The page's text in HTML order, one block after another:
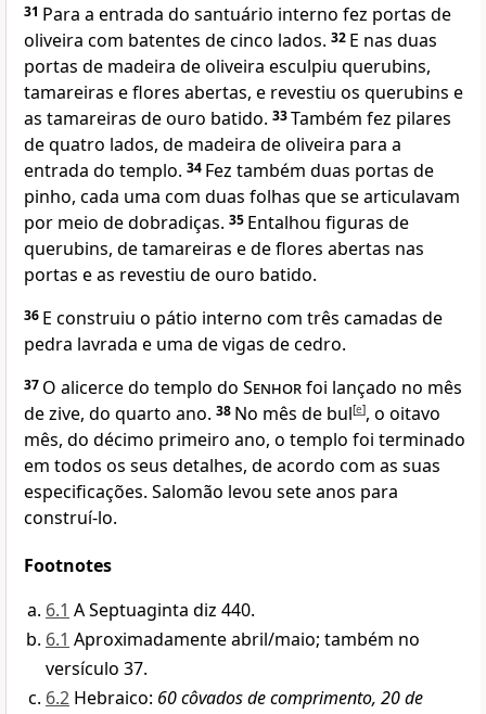
31 Para a entrada do santuário interno fez portas de
oliveira com batentes de cinco lados. 32 E nas duas
portas de madeira de oliveira esculpiu querubins,
tamareiras e flores abertas, e revestiu os querubins e
as tamareiras de ouro batido. 33Também fez pilares
de quatro lados, de madeira de oliveira para a
entrada do templo. 34 Fez também duas portas de
pinho, cada uma com duas folhas que se articulavam
por meio de dobradiças. 35 Entalhou figuras de
querubins, de tamareiras e de flores abertas nas
portas e as revestiu de ouro batido.
36 E construiu o pátio interno com três camadas de
pedra lavrada e uma de vigas de cedro.
37 O alicerce do templo do Senhorfoi lançado no mês
de zive, do quarto ano. 38 No mês de bul[e], o oitavo
mês, do décimo primeiro ano, o templo foi terminado
em todos os seus detalhes, de acordo com as suas
especificações. Salomão levou sete anos para
construí-lo.
Footnotes
6.1 A Septuaginta diz 440.
6.1 Aproximadamente abril/maio; também no
versículo 37.
6.2 Hebraico: 60 côvados de comprimento, 20 de